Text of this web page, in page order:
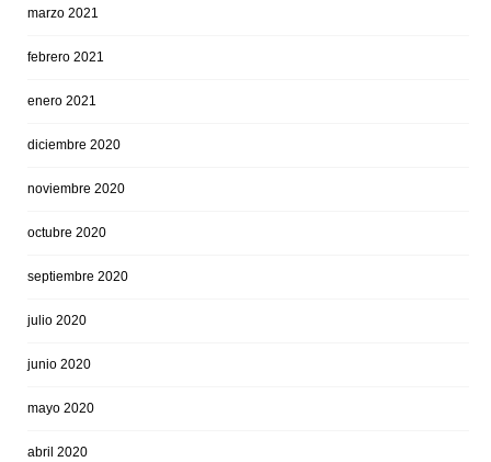
marzo 2021
febrero 2021
enero 2021
diciembre 2020
noviembre 2020
octubre 2020
septiembre 2020
julio 2020
junio 2020
mayo 2020
abril 2020